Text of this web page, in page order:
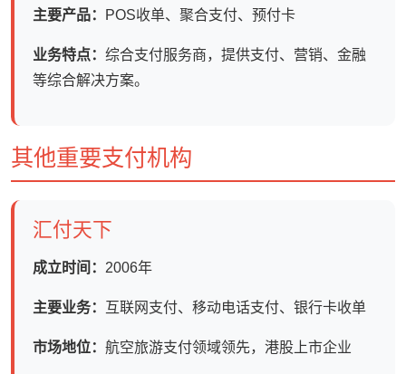
主要产品： POS收单、聚合支付、预付卡
业务特点： 综合支付服务商，提供支付、营销、金融
等综合解决方案。
其他重要支付机构
汇付天下
成立时间： 2006年
主要业务： 互联网支付、移动电话支付、银行卡收单
市场地位： 航空旅游支付领域领先，港股上市企业